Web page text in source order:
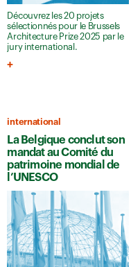
Découvrez les 20 projets
sélectionnés pour le Brussels
Architecture Prize 2025 par le
jury international.
international
La Belgique conclut son
mandat au Comité du
patrimoine mondial de
l’UNESCO